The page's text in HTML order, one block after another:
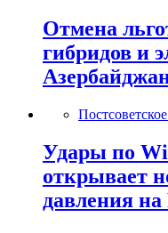
Отмена
гибридов и
Удары по
открывает
давления